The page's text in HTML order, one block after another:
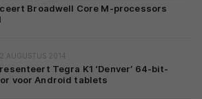
Broadwell Core M-processors
AUGUSTUS 2014
Tegra K1 ‘Denver’ 64-bit-
voor Android tablets